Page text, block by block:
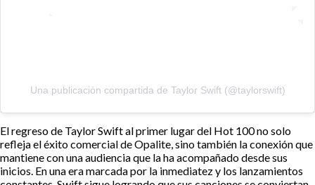
Una publicación compartida de Taylor Swift (@taylorswift)
El regreso de Taylor Swift al primer lugar del Hot 100 no solo
refleja el éxito comercial de Opalite, sino también la conexión que
mantiene con una audiencia que la ha acompañado desde sus
inicios. En una era marcada por la inmediatez y los lanzamientos